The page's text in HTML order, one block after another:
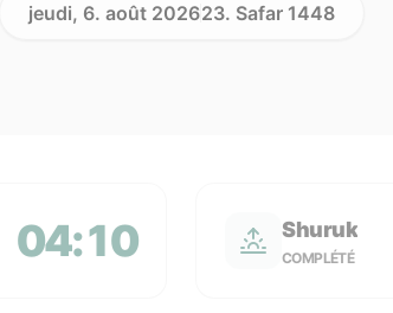
jeudi, 6. août 202623. Safar 1448
04:10 Shuruk
COMPLÉTÉ